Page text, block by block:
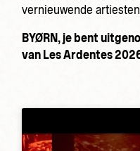
vernieuwende
BYØRN, je bent
van Les Ardentes